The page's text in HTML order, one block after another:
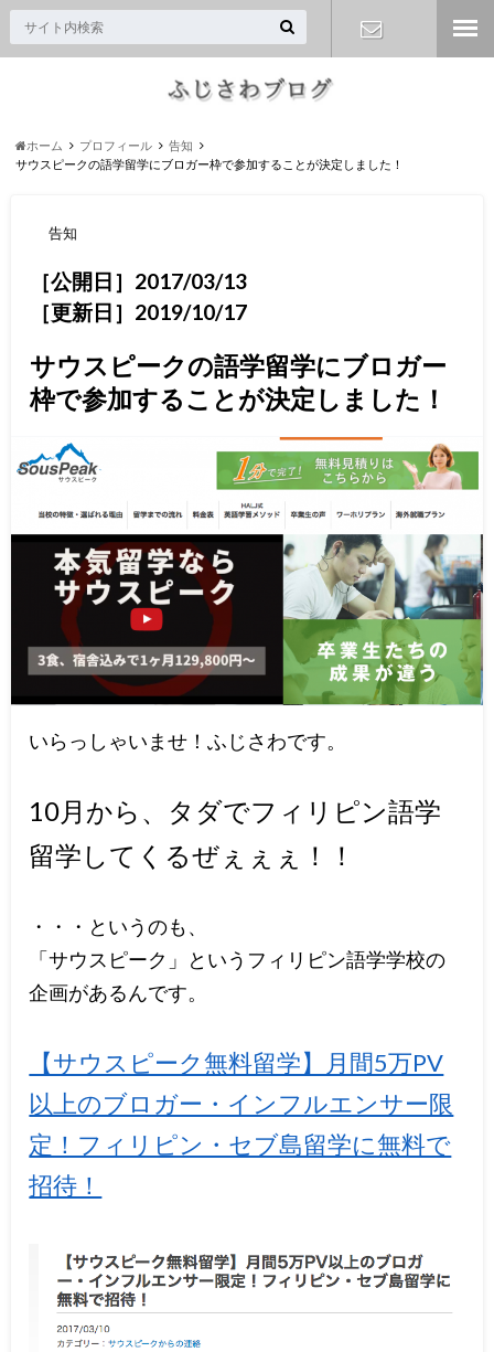
お問い合わ
ホーム プロフィール
告知
サウスピークの語学留学にブロガー枠で参加することが決定しました！
告知
［公開日］2017/03/13
［更新日］2019/10/17
サウスピークの語学留学にブロガー
枠で参加することが決定しました！
いらっしゃいませ！ふじさわです。
10月から、タダでフィリピン語学
留学してくるぜぇぇぇ！！
・・・というのも、
「サウスピーク」というフィリピン語学学校の
企画があるんです。
【サウスピーク無料留学】月間5万PV
以上のブロガー・インフルエンサー限
定！フィリピン・セブ島留学に無料で
招待！